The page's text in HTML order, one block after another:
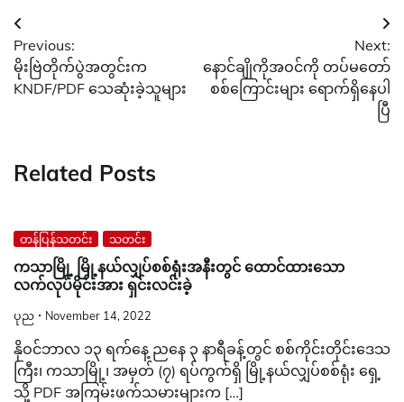
Post
navigation
Previous:
မိုးဗြဲတိုက်ပွဲအတွင်းက
KNDF/PDF သေဆုံးခဲ့သူများ
Next:
နောင်ချိုကိုအဝင်ကို တပ်မ‌တော်
စစ်‌ကြောင်းများ ရောက်ရှိ‌နေပါ
ပြီ
Related Posts
တန်ပြန်သတင်း သတင်း
ကသာမြို့ မြို့နယ်လျှပ်စစ်ရုံးအနီးတွင် ထောင်ထားသော
လက်လုပ်မိုင်းအား ရှင်းလင်းခဲ့
ပုည November 14, 2022
နိုဝင်ဘာလ ၁၃ ရက်နေ့ ညနေ ၃ နာရီခန့်တွင် စစ်ကိုင်းတိုင်းဒေသ
ကြီး၊ ကသာမြို့၊ အမှတ် (၇) ရပ်ကွက်ရှိ မြို့နယ်လျှပ်စစ်ရုံး ရှေ့
သို့ PDF အကြမ်းဖက်သမားများက […]